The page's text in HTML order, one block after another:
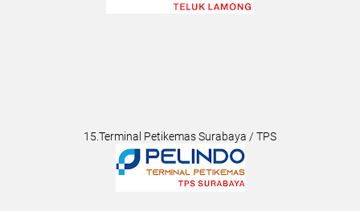
15.Terminal Petikemas Surabaya / TPS